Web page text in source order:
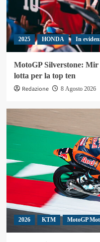
2025 HONDA In
MotoGP Silverstone:
lotta per la top ten
Redazione
8 Agosto 2026
2026 KTM MotoGP